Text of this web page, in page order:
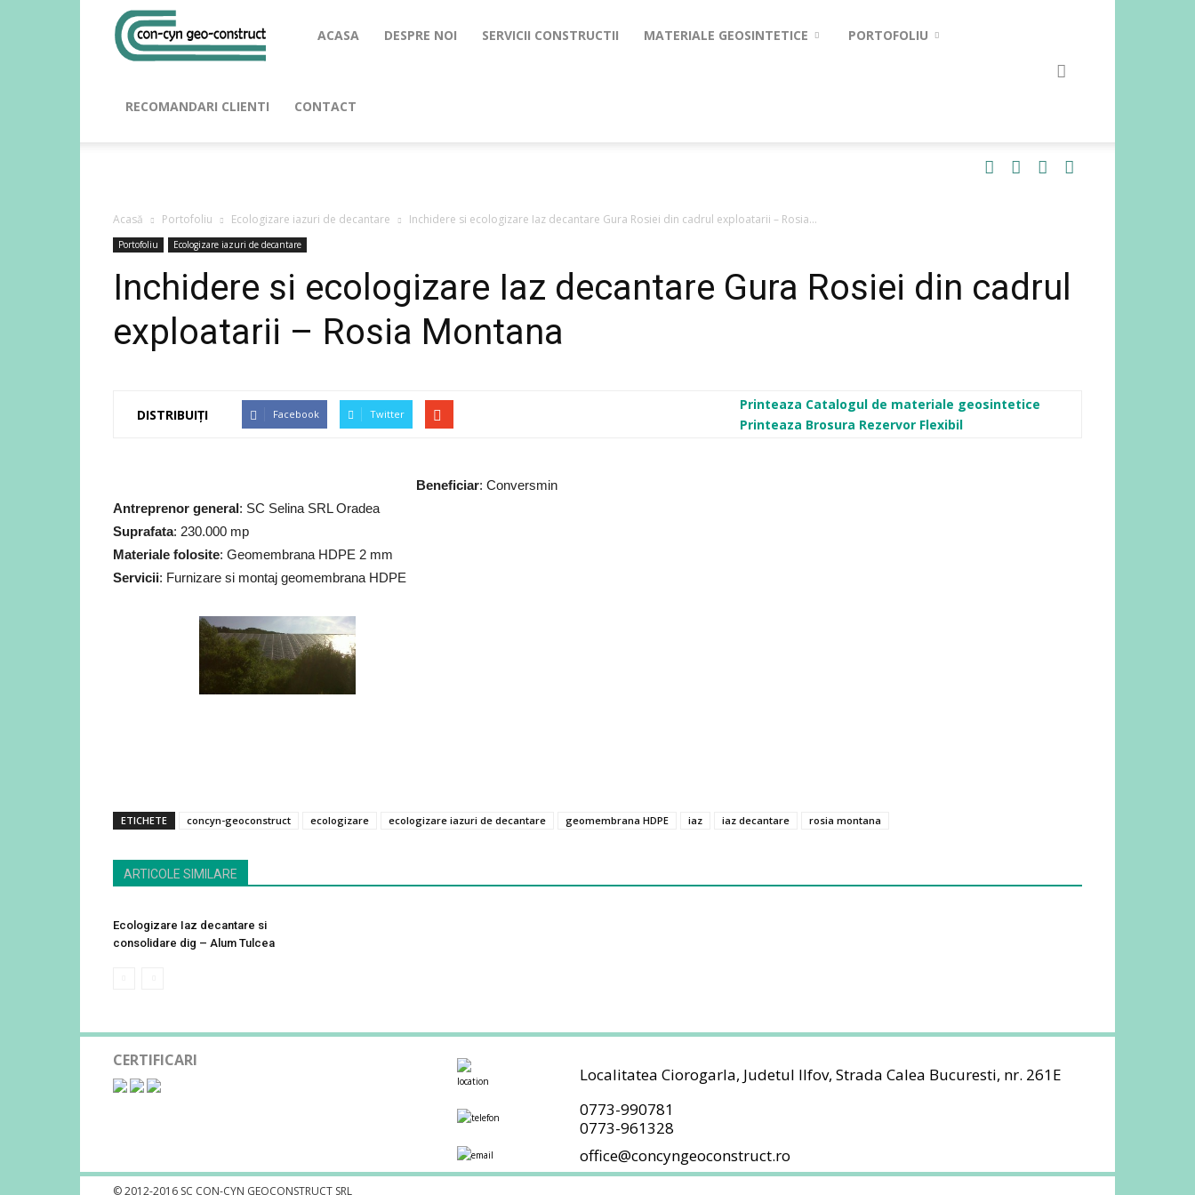
ACASA DESPRE NOI SERVICII CONSTRUCTII MATERIALE GEOSINTETICE PORTOFOLIU
RECOMANDARI CLIENTI CONTACT
Acasă Portofoliu Ecologizare iazuri de decantare Inchidere si ecologizare Iaz decantare Gura Rosiei din cadrul exploatarii – Rosia...
Portofoliu Ecologizare iazuri de decantare
Inchidere si ecologizare Iaz decantare Gura Rosiei din cadrul
exploatarii – Rosia Montana
DISTRIBUIȚI Facebook Twitter
Printeaza Catalogul de materiale geosintetice
Printeaza Brosura Rezervor Flexibil
Beneficiar: Conversmin
Antreprenor general: SC Selina SRL Oradea
Suprafata: 230.000 mp
Materiale folosite: Geomembrana HDPE 2 mm
Servicii: Furnizare si montaj geomembrana HDPE
ETICHETE concyn-geoconstruct ecologizare ecologizare iazuri de decantare geomembrana HDPE iaz iaz decantare rosia montana
ARTICOLE SIMILARE
Ecologizare Iaz decantare si
consolidare dig – Alum Tulcea
CERTIFICARI
Localitatea Ciorogarla, Judetul Ilfov, Strada Calea Bucuresti, nr. 261E
0773-990781
0773-961328
office@concyngeoconstruct.ro
© 2012-2016 SC CON-CYN GEOCONSTRUCT SRL